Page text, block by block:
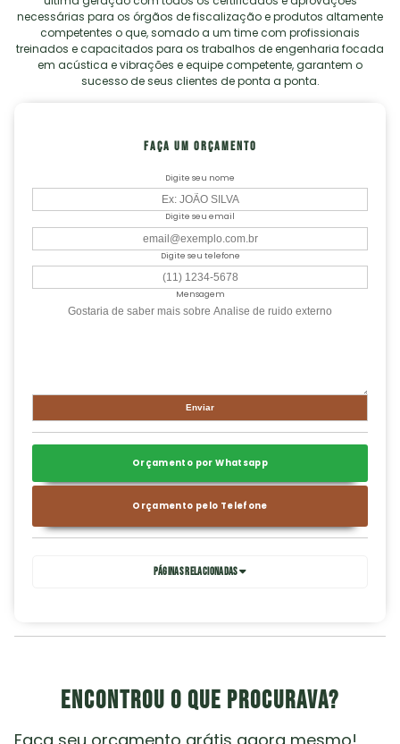
necessárias para os órgãos de fiscalização e produtos altamente
competentes o que, somado a um time com profissionais
treinados e capacitados para os trabalhos de engenharia focada
em acústica e vibrações e equipe competente, garantem o
sucesso de seus clientes de ponta a ponta.
FAÇA UM ORÇAMENTO
Digite seu nome
Digite seu email
Digite seu telefone
Mensagem
Orçamento por Whatsapp
Orçamento pelo Telefone
Páginas Relacionadas
Encontrou o que procurava?